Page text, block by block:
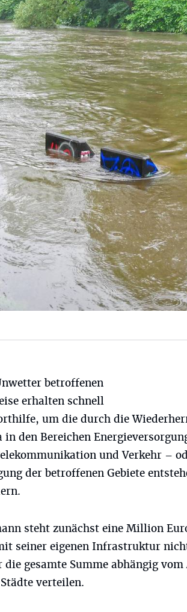
betroffenen
erhalten schnell
um die durch die
den Bereichen
und Verkehr –
der betroffenen Gebiete
steht zunächst eine Million
seiner eigenen Infrastruktur
gesamte Summe abhängig vom
verteilen.